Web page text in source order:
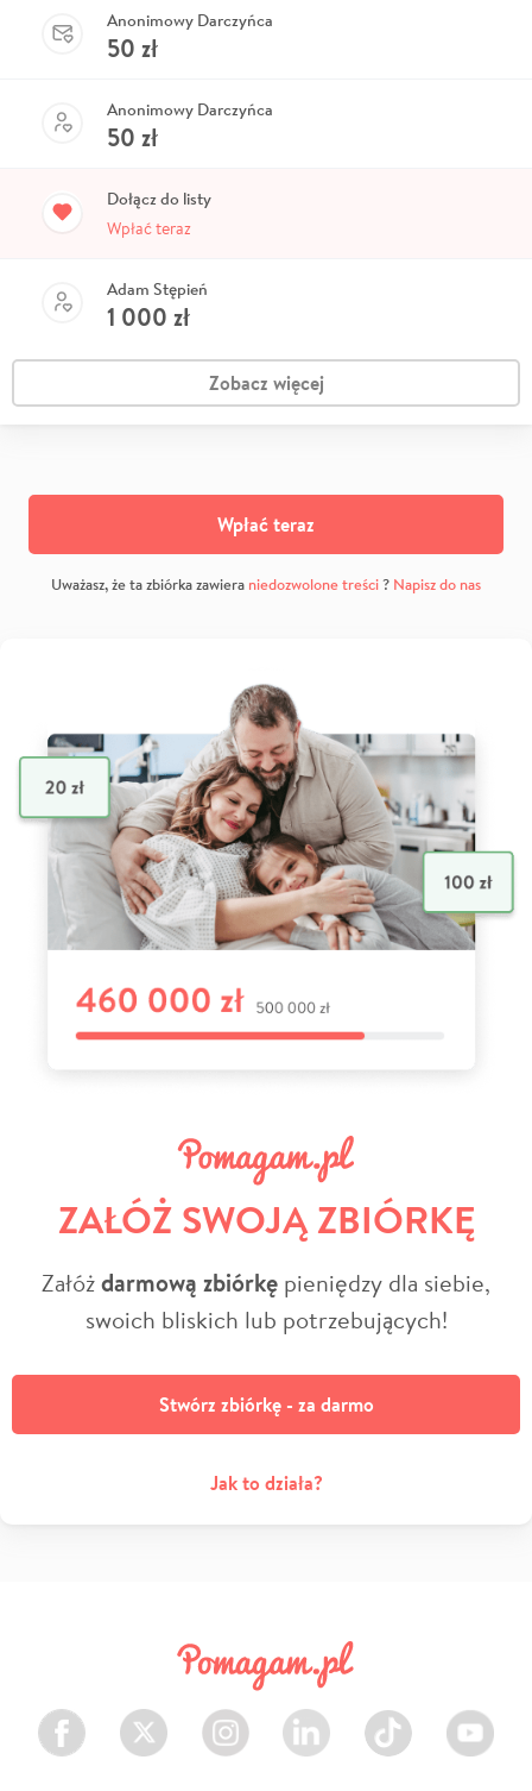
Anonimowy Darczyńca
50 zł
Anonimowy Darczyńca
50 zł
Dołącz do listy
Wpłać teraz
Adam Stępień
1 000 zł
Zobacz więcej
Wpłać teraz
Uważasz, że ta zbiórka zawiera niedozwolone treści? Napisz do nas
ZAŁÓŻ SWOJĄ ZBIÓRKĘ
Załóżdarmową zbiórkę pieniędzy dla siebie,
swoich bliskich lub potrzebujących!
Stwórz zbiórkę - za darmo
Jak to działa?
Facebook Twitter Instagram LinkedIn TikTok Youtube